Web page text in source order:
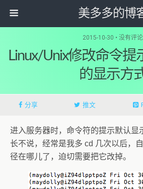
美多多的博
2015-10-30 • 没有评论
Linux/Unix修改命令提
的显示方
分享 推文
进入服务器时，命令符的提示默认显
长不说，经常是我多 cd 几次以后，
径在哪儿了，迫切需要把它改掉。